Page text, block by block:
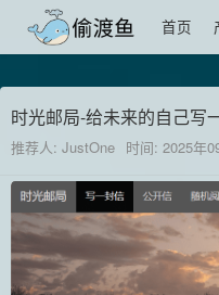
首页
时光邮局-给未来的自己写
推荐人: JustOne 时间: 2025年